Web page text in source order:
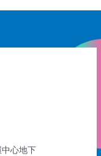
心地下